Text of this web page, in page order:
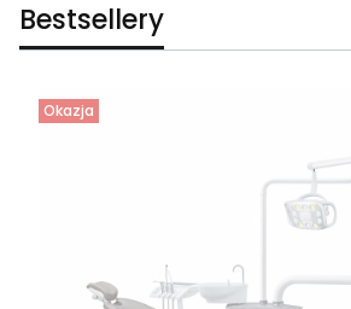
Bestsellery
Okazja